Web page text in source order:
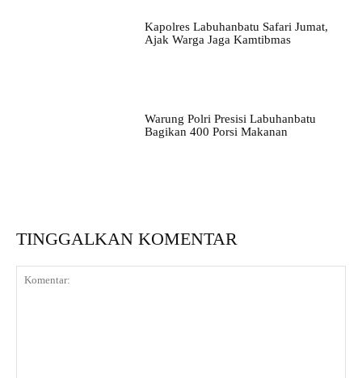
Kapolres Labuhanbatu Safari Jumat,
Ajak Warga Jaga Kamtibmas
Warung Polri Presisi Labuhanbatu
Bagikan 400 Porsi Makanan
TINGGALKAN KOMENTAR